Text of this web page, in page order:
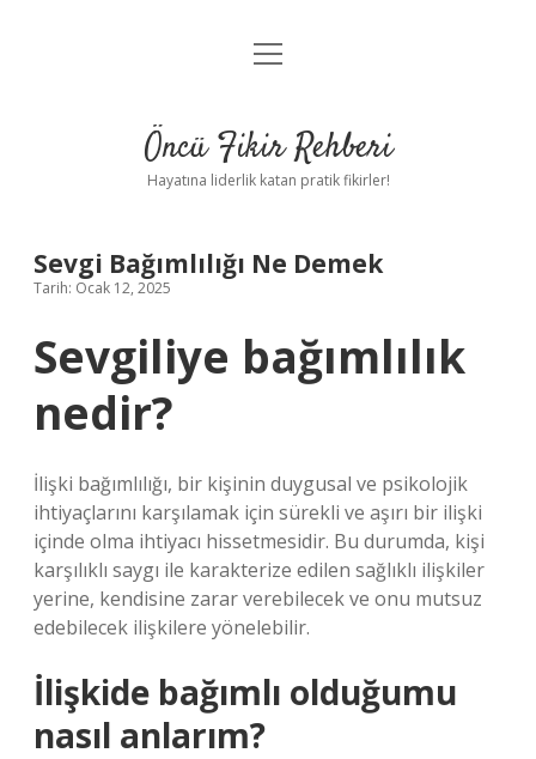
Anasayfa
Yasal Uyarı
menüyü
Öncü Fikir Rehberi
Hayatına liderlik katan pratik fikirler!
Sevgi Bağımlılığı Ne Demek
Tarih: Ocak 12, 2025
Sevgiliye bağımlılık
nedir?
İlişki bağımlılığı, bir kişinin duygusal ve psikolojik
ihtiyaçlarını karşılamak için sürekli ve aşırı bir ilişki
içinde olma ihtiyacı hissetmesidir. Bu durumda, kişi
karşılıklı saygı ile karakterize edilen sağlıklı ilişkiler
yerine, kendisine zarar verebilecek ve onu mutsuz
edebilecek ilişkilere yönelebilir.
İlişkide bağımlı olduğumu
nasıl anlarım?